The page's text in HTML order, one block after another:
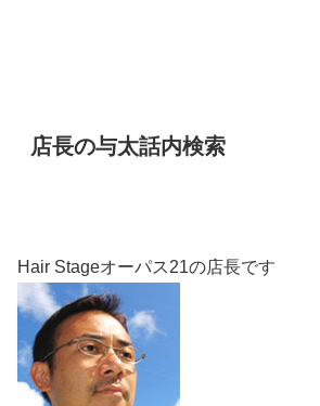
店長の与太話内検索
Hair Stageオーパス21の店長です